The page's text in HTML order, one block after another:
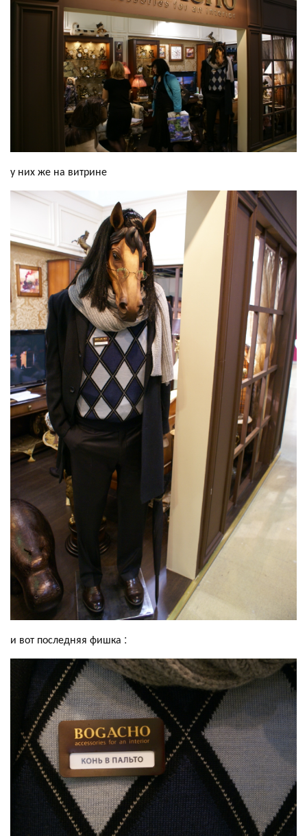
у них же на витрине
и вот последняя фишка :